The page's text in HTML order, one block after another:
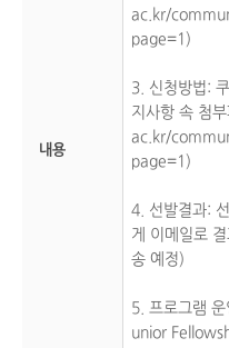
내용
ac.kr/
page=1)
3. 신청방법:
지사항 속 첨
ac.kr/
page=1)
4. 선발결과:
게 이메일로
송 예정)
5. 프로그램
unior